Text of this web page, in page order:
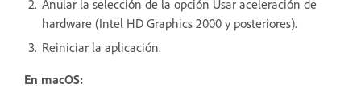
Anular la selección de la opción Usar aceleración de
hardware (Intel HD Graphics 2000 y posteriores).
Reiniciar la aplicación.
En macOS: